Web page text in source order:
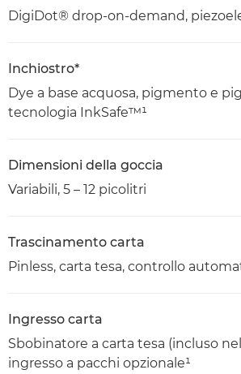
DigiDot® drop-on-demand,
Inchiostro*
Dye a base acquosa, pigmento e
tecnologia InkSafe™¹
Dimensioni della goccia
Variabili, 5 – 12 picolitri
Trascinamento carta
Pinless, carta tesa, controllo
Ingresso carta
Sbobinatore a carta tesa (incluso
ingresso a pacchi opzionale¹